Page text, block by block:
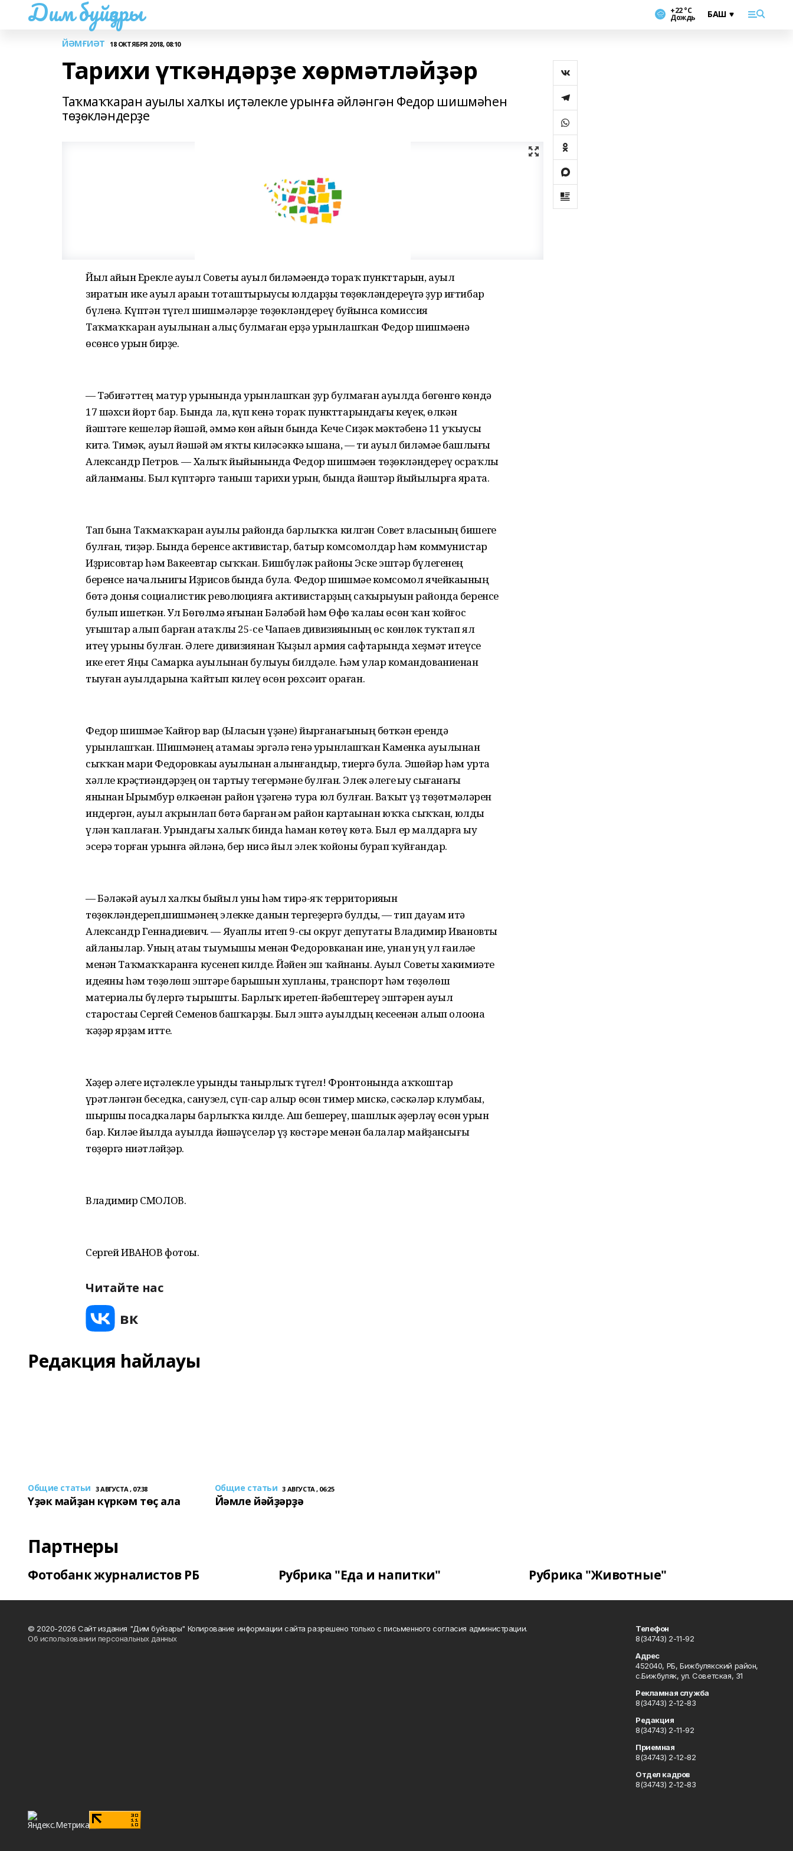
Дим буйҙары +22 °С
Дождь
ЙӘМҒИӘТ 18 ОКТЯБРЯ 2018, 08:10
Тарихи үткәндәрҙе хөрмәтләйҙәр
Таҡмаҡҡаран ауылы халҡы иҫтәлекле урынға әйләнгән Федор шишмәһен
төҙөкләндерҙе
Йыл һайын Ерекле ауыл Советы ауыл биләмәһендә тораҡ пункттарын, ауыл
зиратын ике ауыл араһын тоташтырыусы юлдарҙы төҙөкләндереүгә ҙур иғтибар
бүленә. Күптән түгел шишмәләрҙе төҙөкләндереү буйынса комиссия
Таҡмаҡҡаран ауылынан алыҫ булмаған ерҙә урынлашҡан Федор шишмәһенә
өсөнсө урын бирҙе.
— Тәбиғәттең матур урынында урынлашҡан ҙур булмаған ауылда бөгөнгө көндә
17 шәхси йорт бар. Бында ла, күп кенә тораҡ пункттарындағы кеүек, өлкән
йәштәге кешеләр йәшәй, әммә көн һайын бында Кече Сиҙәк мәктәбенә 11 уҡыусы
китә. Тимәк, ауыл йәшәй һәм яҡты киләсәккә ышана, — ти ауыл биләмәһе башлығы
Александр Петров. — Халыҡ йыйынында Федор шишмәһен төҙөкләндереү осраҡлы
һайланманы. Был күптәргә таныш тарихи урын, бында йәштәр йыйылырға ярата.
Тап бына Таҡмаҡҡаран ауылы районда барлыҡҡа килгән Совет власының бишеге
булған, тиҙәр. Бында беренсе активистар, батыр комсомолдар hәм коммунистар
Иҙрисовтар hәм Вакеевтар сыҡҡан. Бишбүләк районы Эске эштәр бүлегенең
беренсе начальнигы Иҙрисов бында була. Федор шишмәһе комсомол ячейкаһының
бөтә дoнья социалистик революцияға активистарҙың саҡырыуын районда беренсе
булып ишеткән. Ул Бөгөлмә яғынан Бәләбәй hәм Өфө ҡалаһы өсөн ҡан ҡойғос
һуғыштар алып барған атаҡлы 25-се Чапаев дивизияһының өс көнлөк туҡтап ял
итеү урыны булған. Әлеге дивизиянан Ҡыҙыл армия сафтарында хеҙмәт итеүсе
ике егет Яңы Самарка ауылынан булыуы билдәле. Һәм улар командованиенан
тыуған ауылдарына ҡайтып килеү өсөн рөхсәит һораған.
Федор шишмәһе Ҡайғор вар (Ыласын үҙәне) йырғанағының бөткән ерендә
урынлашҡан. Шишмәнең атамаһы эргәлә генә урынлашҡан Каменка ауылынан
сыҡҡан мари Федоровкаһы ауылынан алынғандыр, тиергә була. Эшһөйәр hәм урта
хәлле крәҫтиәндәрҙең он тартыу тегермәне булған. Элек әлеге һыу сығанағы
янынан Ырымбур өлкәһенән район үҙәгенә тура юл булған. Ваҡыт үҙ төҙөтмәләрен
индергән, ауыл аҡрынлап бөтә барған һәм район картаһынан юҡҡа сыҡҡан, юлды
үлән ҡаплаған. Урындағы халыҡ бинда hаман көтөү көтә. Был ер малдарға һыу
эсерә торған урынға әйләнә, бер нисә йыл элек ҡойоны бурап ҡуйғандар.
— Бәләкәй ауыл халҡы быйыл уны hәм тирә-яҡ территорияһын
төҙөкләндереп,шишмәнең элекке данын тергеҙергә булды, — тип дауам итә
Александр Геннадиевич. — Яуаплы итеп 9-сы округ депутаты Владимир Ивановты
һайланылар. Уның атаһы тыумышы менән Федоровканан ине, унан һуң ул ғаиләһе
менән Таҡмаҡҡаранға кyсенеп килде. Йәйен эш ҡайнаны. Ауыл Советы хакимиәте
идеяны hәм төҙөлөш эштәре барышын хупланы, транспорт hәм төҙөлөш
материалы бүлeргә тырышты. Барлыҡ иретеп-йәбештереү эштәрен ауыл
старостаһы Сергей Семенов башҡарҙы. Был эштә ауылдың кесеһенән алып олоһона
ҡәҙәр ярҙам итте.
Хәҙер әлеге иҫтәлекле урынды танырлыҡ түгел! Фронтонында аҡҡоштар
һүрәтләнгән беседка, санузел, сүп-сар һалыр өсөн тимер мискә, сәскәләр клумбаһы,
шыршы посадкалары барлыҡҡа килде. Аш бешереү, шашлык әҙерләү өсөн урын
бар. Киләһе йылда ауылда йәшәүселәр үҙ көстәре менән балалар майҙансығы
төҙөргә ниәтләйҙәр.
Владимир СМОЛОВ.
Сергей ИВАНОВ фотоһы.
Читайте нас
Редакция һайлауы
Общие статьи 3 АВГУСТА , 07:38
Үҙәк майҙан күркәм төҫ ала
Общие статьи 3 АВГУСТА , 06:25
Йәмле йәйҙәрҙә
Партнеры
Фотобанк журналистов РБ Рубрика "Еда и напитки" Рубрика "Животные"
© 2020-2026 Сайт издания "Дим буйзары" Копирование информации сайта разрешено только с письменного согласия администрации.
Об использовании персональных данных
Телефон
8(34743) 2-11-92
Адрес
452040, РБ, Бижбулякский район,
с.Бижбуляк, ул. Советская, 31
Рекламная служба
8(34743) 2-12-83
Редакция
8(34743) 2-11-92
Приемная
8(34743) 2-12-82
Отдел кадров
8(34743) 2-12-83